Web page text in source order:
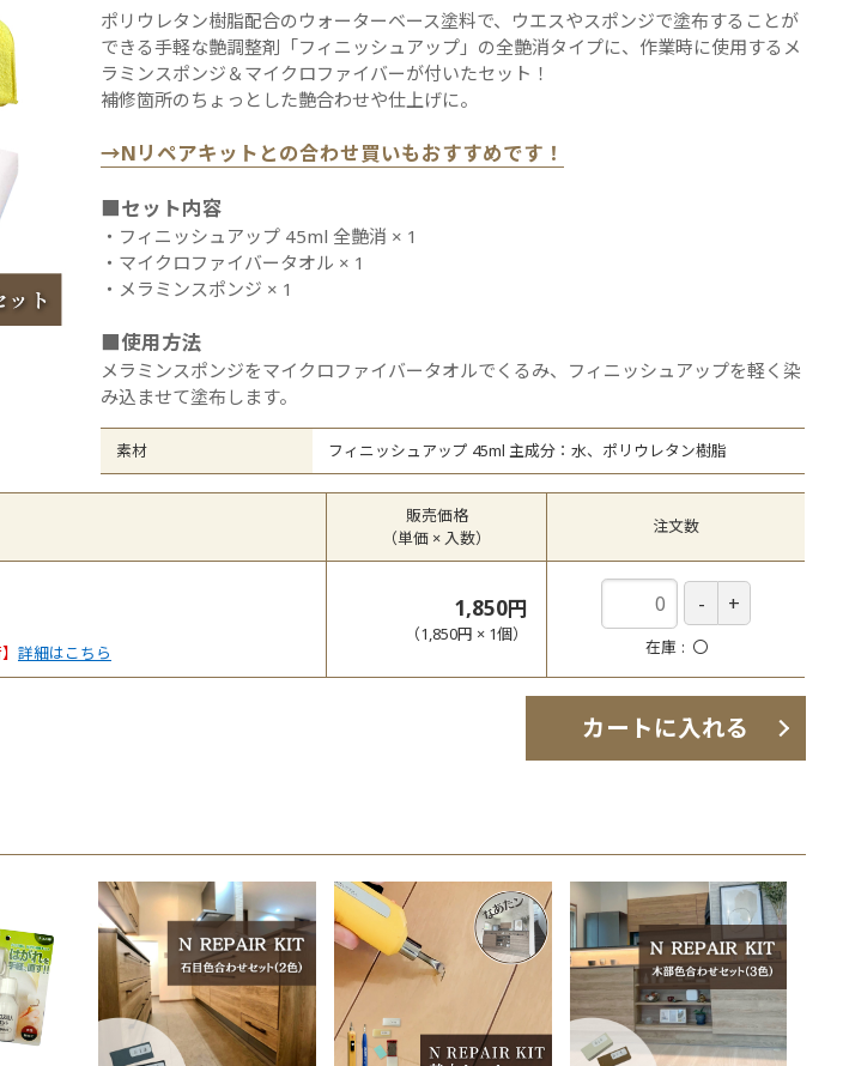
ート 全ての商品を見る
ポリウレタン樹脂配合のウォーターベース塗料で、ウエスやスポンジで塗布することが
できる手軽な艶調整剤「フィニッシュアップ」の全艶消タイプに、作業時に使用するメ
ラミンスポンジ＆マイクロファイバーが付いたセット！
補修箇所のちょっとした艶合わせや仕上げに。
→Nリペアキットとの合わせ買いもおすすめです！
■セット内容
・フィニッシュアップ 45ml 全艶消 × 1
・マイクロファイバータオル × 1
・メラミンスポンジ × 1
■使用方法
メラミンスポンジをマイクロファイバータオルでくるみ、フィニッシュアップを軽く染
み込ませて塗布します。
素材 フィニッシュアップ 45ml 主成分：水、ポリウレタン樹脂
販売価格
（単価 × 入数）
注文数
詳細はこちら
1,850円
（1,850円 × 1個）
在庫 〇
カートに入れる